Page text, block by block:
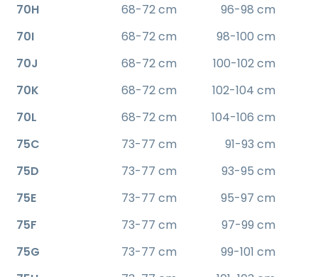
70H
68-72 cm
96-98 cm
70I
68-72 cm
98-100 cm
70J
68-72 cm
100-102 cm
70K
68-72 cm
102-104 cm
70L
68-72 cm
104-106 cm
75C
73-77 cm
91-93 cm
75D
73-77 cm
93-95 cm
75E
73-77 cm
95-97 cm
75F
73-77 cm
97-99 cm
75G
73-77 cm
99-101 cm